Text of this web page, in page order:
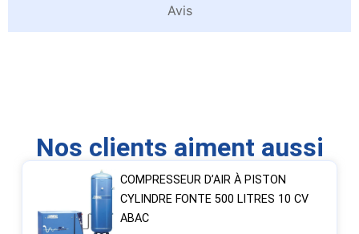
Avis
Nos clients aiment aussi
COMPRESSEUR D’AIR À PISTON
CYLINDRE FONTE 500 LITRES 10 CV
ABAC